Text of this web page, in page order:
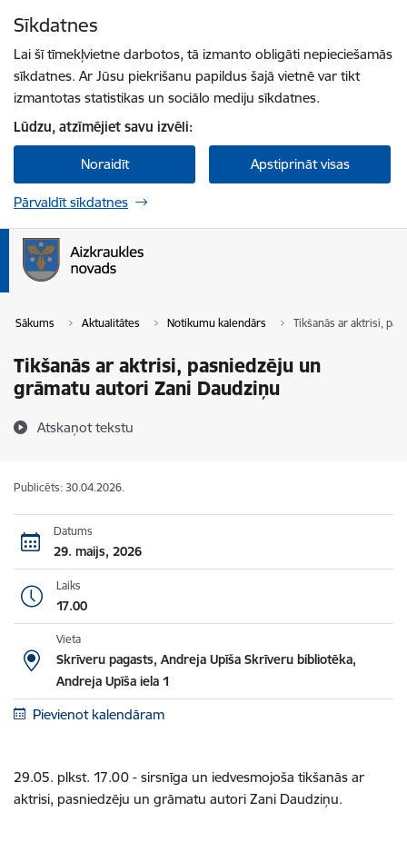
Sīkdatnes
Lai šī tīmekļvietne darbotos, tā izmanto obligāti nepieciešamās
sīkdatnes. Ar Jūsu piekrišanu papildus šajā vietnē var tikt
izmantotas statistikas un sociālo mediju sīkdatnes.
Lūdzu, atzīmējiet savu izvēli:
Noraidīt Apstiprināt visas
Pārvaldīt sīkdatnes
Sākums Aktualitātes Notikumu kalendārs Tikšanās ar aktrisi,
Tikšanās ar aktrisi, pasniedzēju un
grāmatu autori Zani Daudziņu
Atskaņot tekstu
Publicēts: 30.04.2026.
Datums
29. maijs, 2026
Laiks
17.00
Vieta
Skrīveru pagasts, Andreja Upīša Skrīveru bibliotēka,
Andreja Upīša iela 1
Pievienot kalendāram
29.05. plkst. 17.00 - sirsnīga un iedvesmojoša tikšanās ar
aktrisi, pasniedzēju un grāmatu autori Zani Daudziņu.